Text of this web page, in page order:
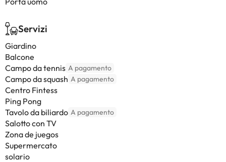
Servizi
Giardino
Balcone
Campo da tennis A pagamento
Campo da squash A pagamento
Centro Fintess
Ping Pong
Tavolo da biliardo A pagamento
Salotto con TV
Zona de juegos
Supermercato
solario